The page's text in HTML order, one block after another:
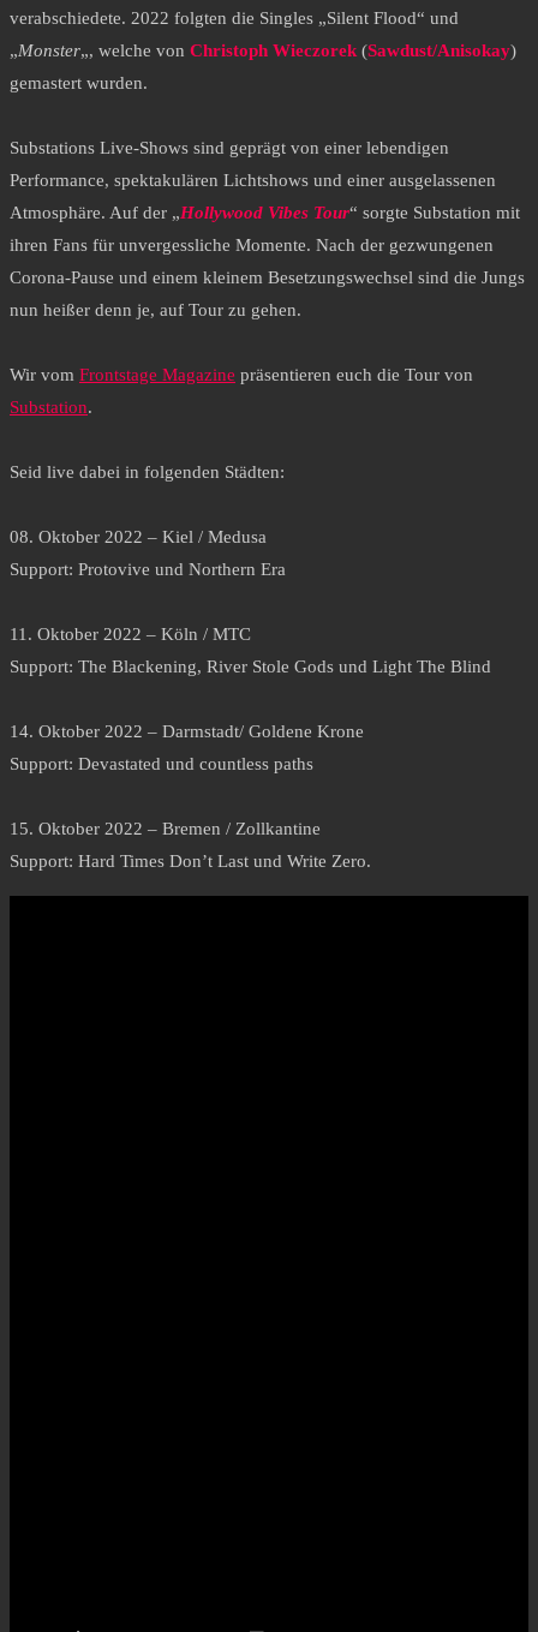
verabschiedete. 2022 folgten die Singles „Silent Flood“ und
„Monster„, welche von Christoph Wieczorek(Sawdust/Anisokay)
gemastert wurden.
Substations Live-Shows sind geprägt von einer lebendigen
Performance, spektakulären Lichtshows und einer ausgelassenen
Atmosphäre. Auf der „Hollywood Vibes Tour“ sorgte Substation mit
ihren Fans für unvergessliche Momente. Nach der gezwungenen
Corona-Pause und einem kleinem Besetzungswechsel sind die Jungs
nun heißer denn je, auf Tour zu gehen.
Wir vom Frontstage Magazine präsentieren euch die Tour von
Substation.
Seid live dabei in folgenden Städten:
08. Oktober 2022 – Kiel / Medusa
Support: Protovive und Northern Era
11. Oktober 2022 – Köln / MTC
Support: The Blackening, River Stole Gods und Light The Blind
14. Oktober 2022 – Darmstadt/ Goldene Krone
Support: Devastated und countless paths
15. Oktober 2022 – Bremen / Zollkantine
Support: Hard Times Don’t Last und Write Zero.